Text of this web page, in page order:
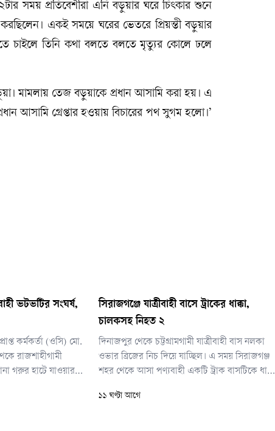
সময় প্রতিবেশীরা এনি বড়ুয়ার ঘরে চিৎকার শুনে
একই সময়ে ঘরের ভেতরে প্রিয়ন্তী বড়ুয়ার
চাইলে তিনি কথা বলতে বলতে মৃত্যুর কোলে ঢলে
মামলায় তেজ বড়ুয়াকে প্রধান আসামি করা হয়। এ
আসামি গ্রেপ্তার হওয়ায় বিচারের পথ সুগম হলো।’
ভটভটির সংঘর্ষ,
কর্মকর্তা (ওসি) মো.
রাজশাহীগামী
গরুর হাটে যাওয়ার
হয়।
সিরাজগঞ্জে যাত্রীবাহী বাসে ট্রাকের ধাক্কা,
চালকসহ নিহত ২
দিনাজপুর থেকে চট্টগ্রামগামী যাত্রীবাহী বাস নলকা
ওভার ব্রিজের নিচ দিয়ে যাচ্ছিল। এ সময় সিরাজগঞ্জ
শহর থেকে আসা পণ্যবাহী একটি ট্রাক বাসটিকে ধাক্কা
হয়। আহত হয় আরও কমপক্ষে ১২ জন।
১১ ঘণ্টা আগে